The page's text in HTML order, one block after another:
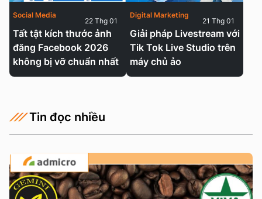
Tất tật kích thước ảnh
đăng Facebook 2026
không bị vỡ chuẩn nhất
Social Media
22 Thg 01
Giải pháp Livestream với
Tik Tok Live Studio trên
máy chủ ảo
Digital Marketing
21 Thg 01
Tin đọc nhiều